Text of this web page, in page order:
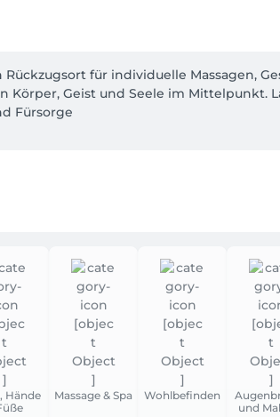
für individuelle Massagen,
Geist und Seele im Mittelpunkt.
Fürsorge
Hände
Massage & Spa Wohlbefinden
und